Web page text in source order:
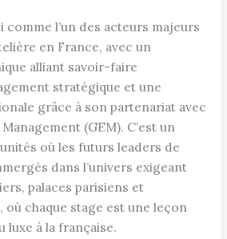
comme l’un des acteurs majeurs
en France, avec un
alliant savoir-faire
stratégique et une
grâce à son partenariat avec
(GEM). C’est un
où les futurs leaders de
dans l’univers exigeant
palaces parisiens et
chaque stage est une leçon
luxe à la française.